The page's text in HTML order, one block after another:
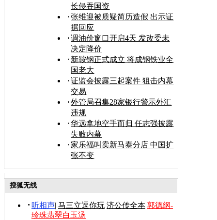
长侵吞国资
张维迎被质疑简历造假 出示证
据回应
调油价窗口开启4天 发改委未
决定降价
新鞍钢正式成立 将成钢铁业全
国老大
证监会披露三起案件 狙击内幕
交易
外管局召集28家银行警示外汇
违规
华远拿地空手而归 任志强披露
失败内幕
家乐福叫卖新马泰分店 中国扩
张不变
搜狐无线
听相声| 马三立逗你玩 济公传全本 郭德纲-
珍珠翡翠白玉汤